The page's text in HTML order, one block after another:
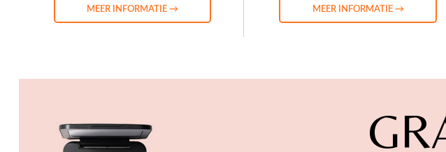
MEER INFORMATIE → MEER INFORMATIE →